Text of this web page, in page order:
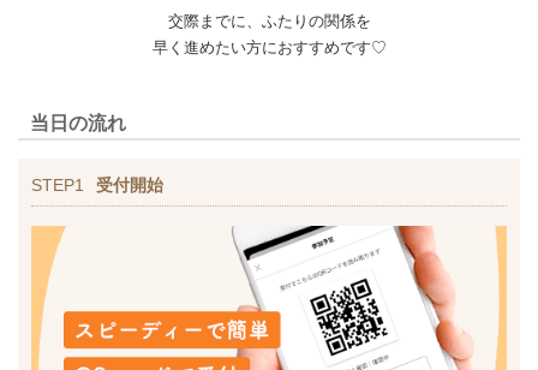
交際までに、ふたりの関係を
早く進めたい方におすすめです♡
当日の流れ
STEP1 受付開始